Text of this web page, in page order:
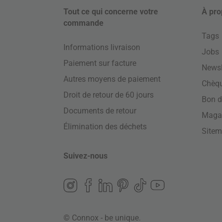
Tout ce qui concerne votre
commande
Informations livraison
Paiement sur facture
Autres moyens de paiement
Droit de retour de 60 jours
Documents de retour
Élimination des déchets
À
Tags
Jobs
Bon
Suivez-nous
© Connox - be unique.